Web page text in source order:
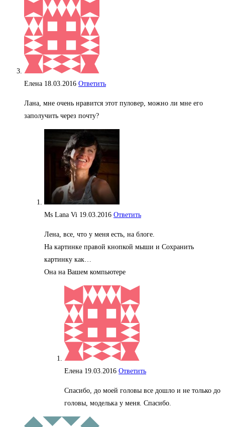
Елена 18.03.2016 Ответить
Лана, мне очень нравится этот пуловер, можно ли мне его
заполучить через почту?
Ms Lana Vi 19.03.2016 Ответить
Лена, все, что у меня есть, на блоге.
На картинке правой кнопкой мыши и Сохранить
картинку как…
Она на Вашем компьютере
Елена 19.03.2016 Ответить
Спасибо, до моей головы все дошло и не только до
головы, моделька у меня. Спасибо.